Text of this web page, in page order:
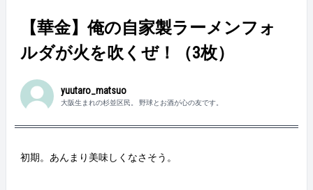
【華金】俺の自家製ラーメンフォ
ルダが火を吹くぜ！（3枚）
yuutaro_matsuo
大阪生まれの杉並区民。 野球とお酒が心の友です。
初期。あんまり美味しくなさそう。